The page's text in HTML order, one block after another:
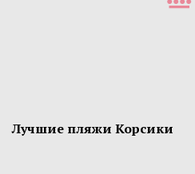
Лучшие пляжи Корсики